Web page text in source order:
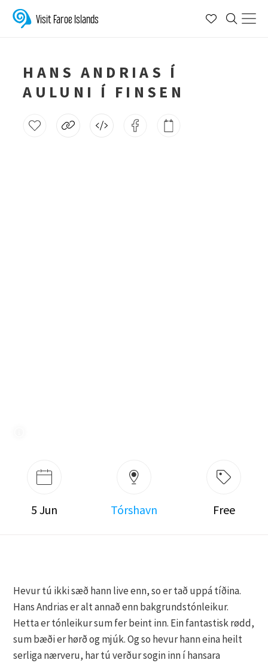
Visit Faroe Islands
HANS ANDRIAS Í
AULUNI Í FINSEN
5 Jun Tórshavn Free
Hevur tú ikki sæð hann live enn, so er tað uppá tíðina.
Hans Andrias er alt annað enn bakgrundstónleikur.
Hetta er tónleikur sum fer beint inn. Ein fantastisk rødd,
sum bæði er hørð og mjúk. Og so hevur hann eina heilt
serliga nærveru, har tú verður sogin inn í hansara